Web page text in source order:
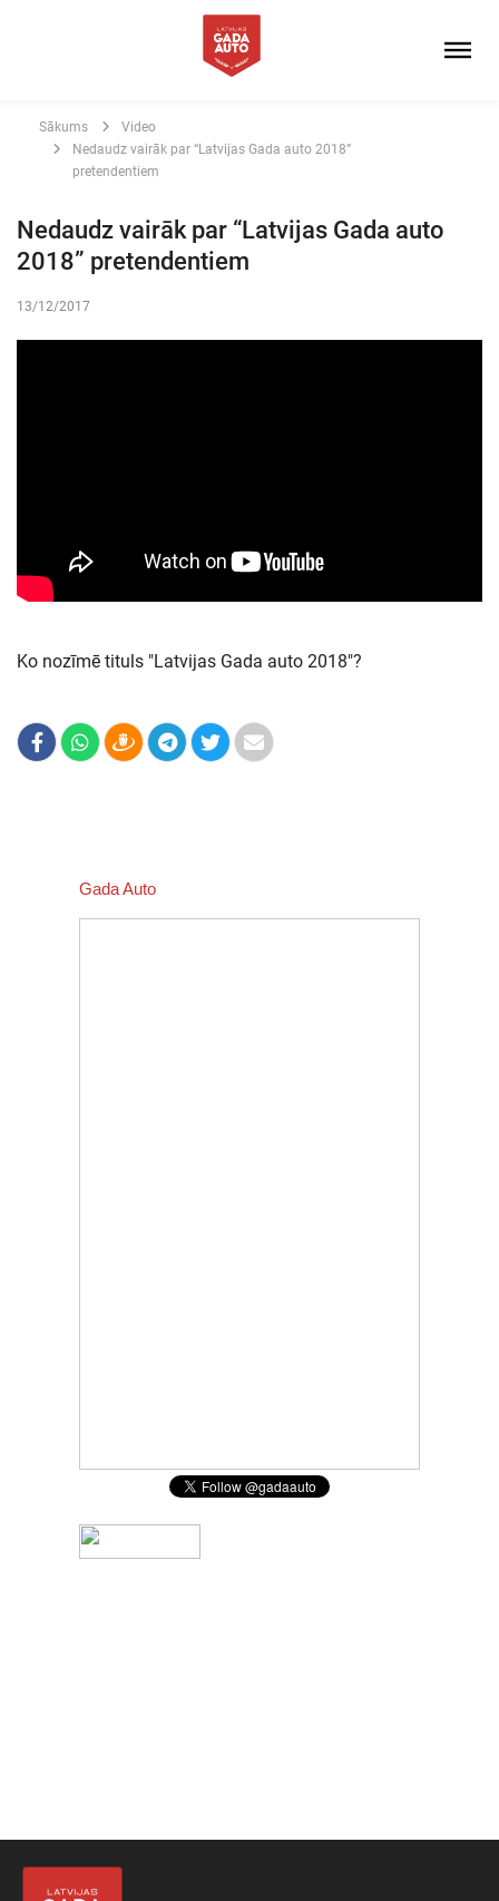
Sākums
Video
Nedaudz vairāk par “Latvijas Gada auto 2018”
pretendentiem
Nedaudz vairāk par “Latvijas Gada auto
2018” pretendentiem
13/12/2017
Ko nozīmē tituls "Latvijas Gada auto 2018"?
Gada Auto